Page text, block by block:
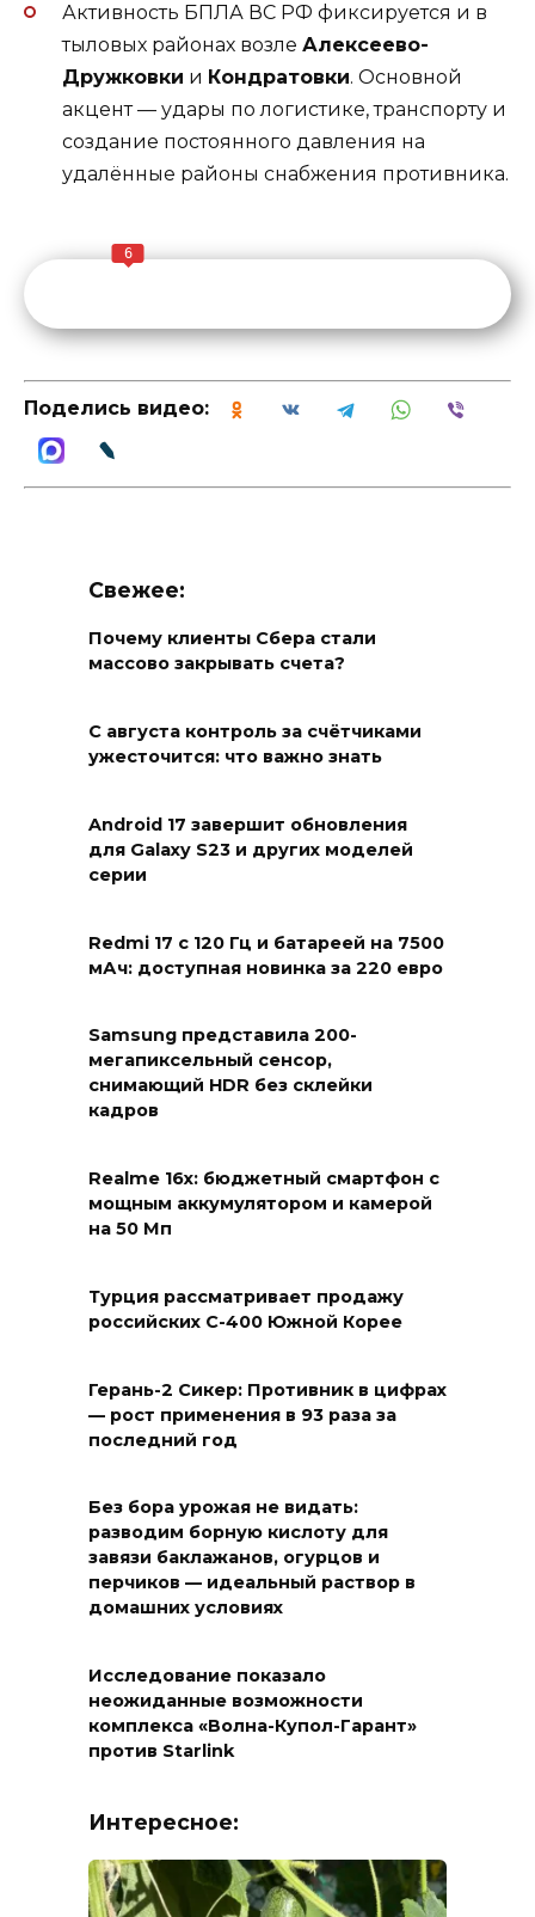
Активность БПЛА ВС РФ фиксируется и в
тыловых районах возле Алексеево-
Дружковки и Кондратовки. Основной
акцент — удары по логистике, транспорту и
создание постоянного давления на
удалённые районы снабжения противника.
6
Поделись видео:
Свежее:
Почему клиенты Сбера стали
массово закрывать счета?
С августа контроль за счётчиками
ужесточится: что важно знать
Android 17 завершит обновления
для Galaxy S23 и других моделей
серии
Redmi 17 с 120 Гц и батареей на 7500
мАч: доступная новинка за 220 евро
Samsung представила 200-
мегапиксельный сенсор,
снимающий HDR без склейки
кадров
Realme 16x: бюджетный смартфон с
мощным аккумулятором и камерой
на 50 Мп
Турция рассматривает продажу
российских С-400 Южной Корее
Герань-2 Сикер: Противник в цифрах
— рост применения в 93 раза за
последний год
Без бора урожая не видать:
разводим борную кислоту для
завязи баклажанов, огурцов и
перчиков — идеальный раствор в
домашних условиях
Исследование показало
неожиданные возможности
комплекса «Волна-Купол-Гарант»
против Starlink
Интересное: